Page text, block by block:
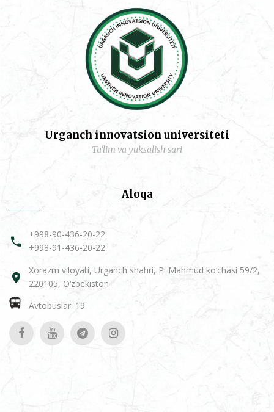
Urganch innovatsion universiteti
Ta'lim va yuksalish sari
Aloqa
+998-90-436-20-22
+998-91-436-20-22
Xorazm viloyati, Urganch shahri, P. Mahmud ko‘chasi 59/2,
220105, O‘zbekiston
Avtobuslar: 19